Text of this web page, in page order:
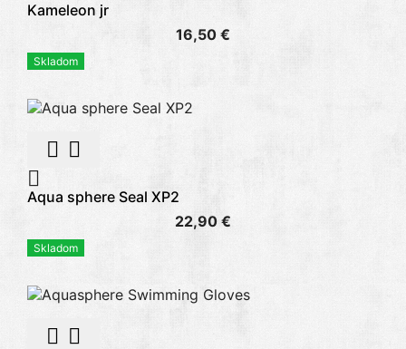
Kameleon jr
16,50 €
Skladom
 

Aqua sphere Seal XP2
22,90 €
Skladom
 